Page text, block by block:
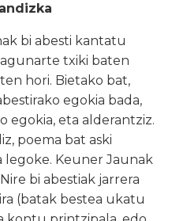
bi abesti kantatu
txiki baten
hori. Bietako bat,
egokia bada,
egokia, eta alderantziz.
poema bat aski
legoke. Keuner Jaunak
bi abestiak jarrera
(batak bestea ukatu